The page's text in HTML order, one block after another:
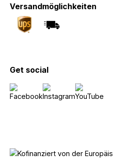
Versandmöglichkeiten
Get social